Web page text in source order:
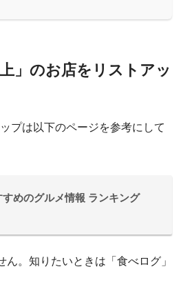
」のお店をリストアッ
プは以下のページを参考にして
めのグルメ情報 ランキング
。知りたいときは「食べログ」